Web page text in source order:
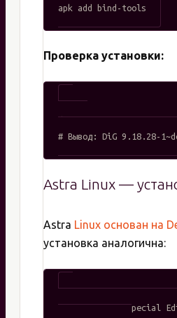
Проверка установки:
dig -v
Astra Linux —
Astra Linux основан на
установка аналогична:
# Astra Linux Special